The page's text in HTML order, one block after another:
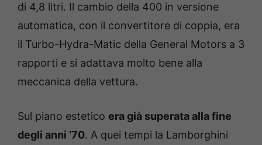
di 4,8 litri. Il cambio della 400 in versione
automatica, con il convertitore di coppia, era
il Turbo-Hydra-Matic della General Motors a 3
rapporti e si adattava molto bene alla
meccanica della vettura.
Sul piano estetico era già superata alla fine
degli anni ’70. A quei tempi la Lamborghini